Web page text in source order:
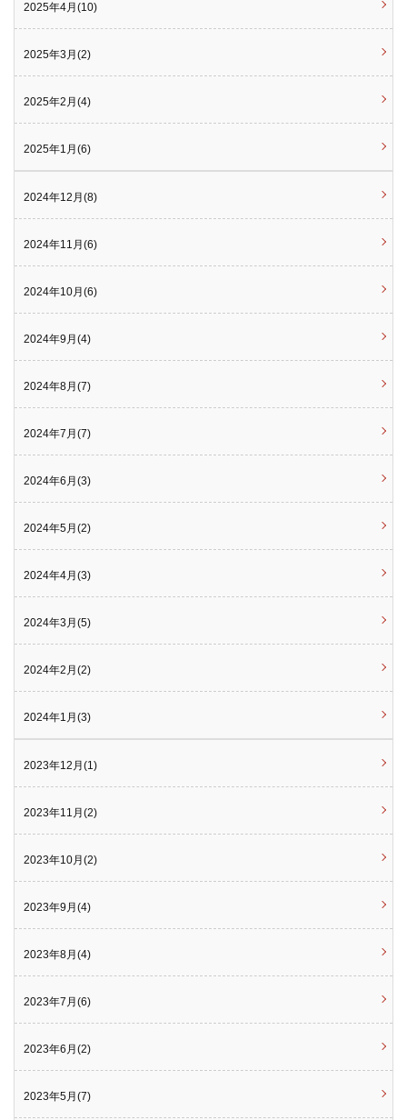
2025年4月(10)
2025年3月(2)
2025年2月(4)
2025年1月(6)
2024年12月(8)
2024年11月(6)
2024年10月(6)
2024年9月(4)
2024年8月(7)
2024年7月(7)
2024年6月(3)
2024年5月(2)
2024年4月(3)
2024年3月(5)
2024年2月(2)
2024年1月(3)
2023年12月(1)
2023年11月(2)
2023年10月(2)
2023年9月(4)
2023年8月(4)
2023年7月(6)
2023年6月(2)
2023年5月(7)